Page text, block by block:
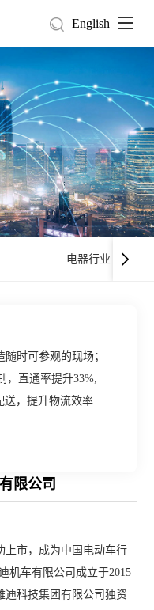
English
电器行业
随时可参观的现场；
，直通率提升33%;
送，提升物流效率
限公司
上市，成为中国电动车行
机车有限公司成立于2015
迪科技集团有限公司独资